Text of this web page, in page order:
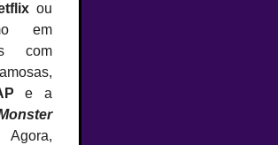
ou
em
com
e a